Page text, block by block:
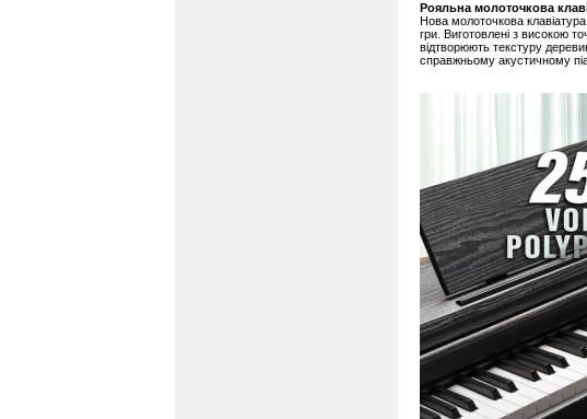
Рояльна молоточкова
Нова молоточкова
гри. Виготовлені з високою
відтворюють текстуру
справжньому акустичному